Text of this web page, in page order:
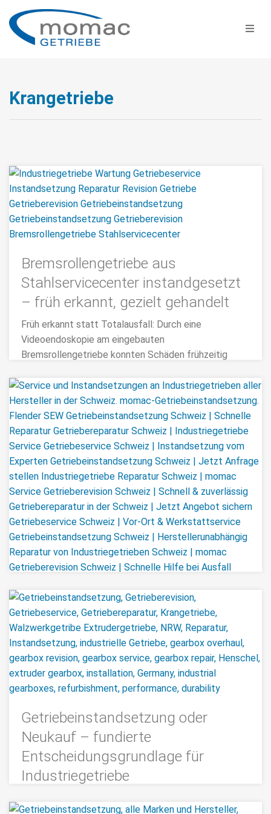
Krangetriebe
Bremsrollengetriebe aus
Stahlservicecenter instandgesetzt
– früh erkannt, gezielt gehandelt
Früh erkannt statt Totalausfall: Durch eine
Videoendoskopie am eingebauten
Bremsrollengetriebe konnten Schäden frühzeitig
>>> MEHR
Getriebeinstandsetzung oder
Neukauf – fundierte
Entscheidungsgrundlage für
Industriegetriebe